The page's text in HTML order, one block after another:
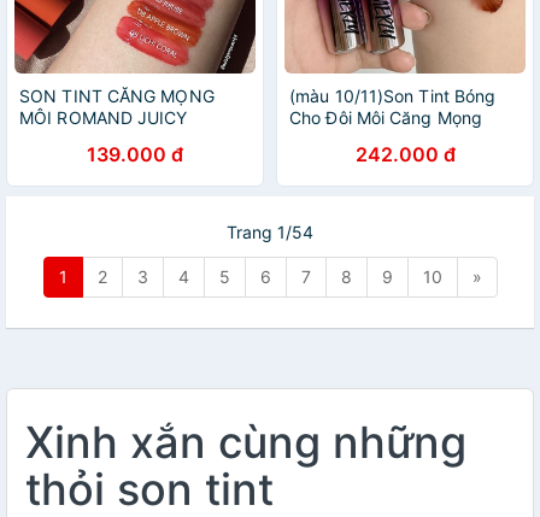
SON TINT CĂNG MỌNG
MÔI ROMAND JUICY
139.000 đ
(màu 10/11)Son Tint Bóng
Cho Đôi Môi Căng Mọng
242.000 đ
Trang 1/54
1 2 3 4 5 6 7 8 9 10 »
Xinh xắn cùng những
thỏi son tint